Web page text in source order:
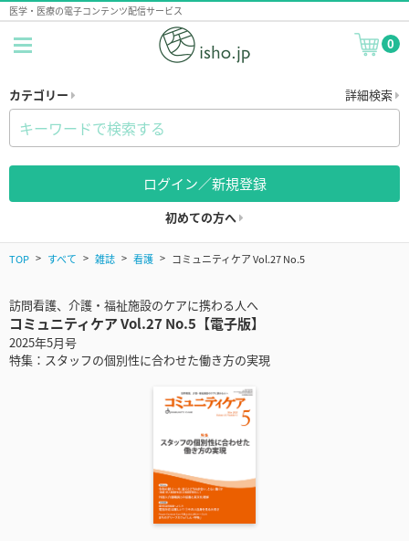
医学・医療の電子コンテンツ配信サービス
0
カテゴリー 詳細検索
ログイン／新規登録
初めての方へ
TOP すべて 雑誌 看護 コミュニティケア Vol.27 No.5
訪問看護、介護・福祉施設のケアに携わる人へ
コミュニティケア Vol.27 No.5【電子版】
2025年5月号
特集：スタッフの個別性に合わせた働き方の実現